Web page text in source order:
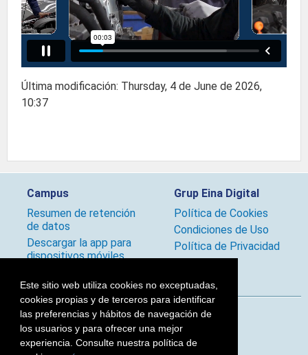
Este sitio web utiliza cookies no exceptuadas,
cookies propias y de terceros para identificar
las preferencias y hábitos de navegación de
los usuarios y para ofrecer una mejor
experiencia. Consulte nuestra política de
Última modificación: Thursday, 4 de June de 2026,
10:37
Campus
Resumen de retención
de datos
Descargar la app para
dispositivos móviles
Grup Eina Digital
Política de Cookies
Condiciones de Uso
Política de Privacidad
Síguenos